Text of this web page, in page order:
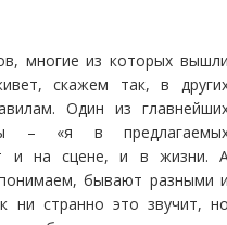
многие из которых
скажем так, в
Один из
– «я в
и на сцене, и в жизни.
бывают разными
ни странно это звучит,